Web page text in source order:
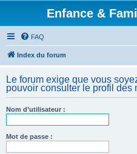
Enfance &
FAQ
Index du forum
Le forum exige que vous
pouvoir consulter le profil des
Nom d’utilisateur :
Mot de passe :